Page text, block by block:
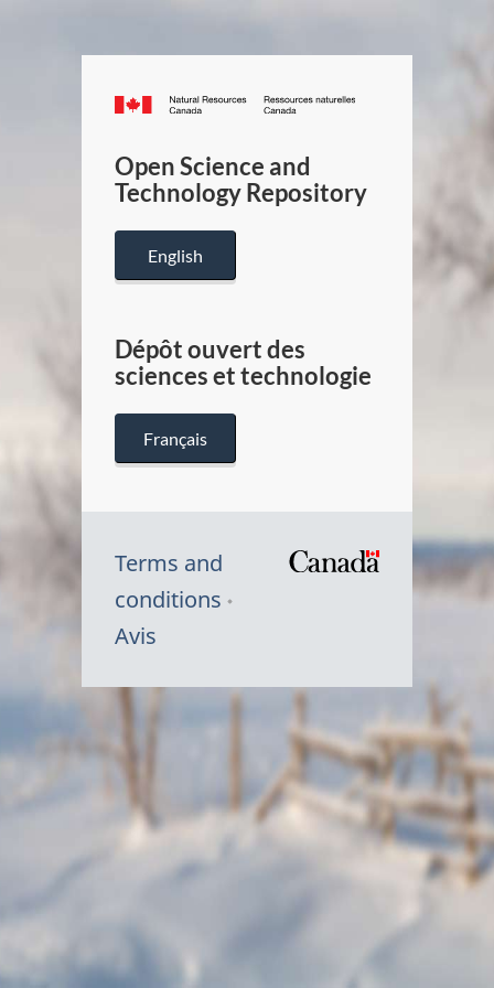
Canada.ca
/
Canada
Open Science and
Technology Repository
English
Dépôt ouvert des
sciences et technologie
Français
Terms and
conditions
Avis
Symbole
Canada